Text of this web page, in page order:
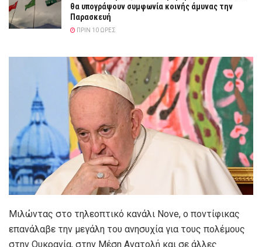
θα υπογράψουν συμφωνία κοινής άμυνας την
Παρασκευή
ΠΡΙΝ 10 ΏΡΕΣ
Μιλώντας στο τηλεοπτικό κανάλι Nove, ο ποντίφικας
επανάλαβε την μεγάλη του ανησυχία για τους πολέμους
στην Ουκρανία, στην Μέση Ανατολή και σε άλλες